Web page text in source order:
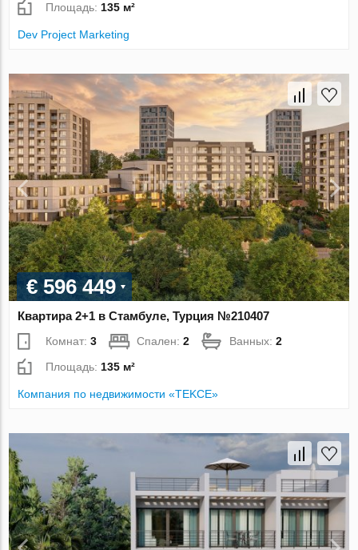
Площадь:135 м²
Dev Project Marketing
€ 596 449
Квартира 2+1 в Стамбуле, Турция №210407
Комнат:3 Спален:2 Ванных:2
Площадь: 135 м²
Компания по недвижимости «TEKCE»